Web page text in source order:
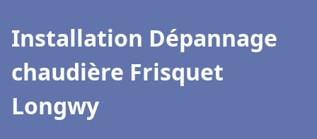
Installation Dépannage
chaudière Frisquet
Longwy